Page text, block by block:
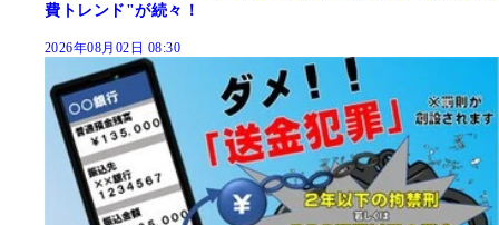
費トレンド"が続々！
2026年08月02日 08:30